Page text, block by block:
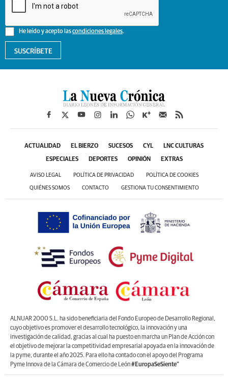
He leído y acepto lascondiciones legales.
SUSCRÍBETE
ACTUALIDAD EL BIERZO SUCESOS CYL LNC CULTURAS
ESPECIALES DEPORTES OPINIÓN EXTRAS
AVISO LEGAL POLÍTICA DE PRIVACIDAD POLÍTICA DE COOKIES
QUIÉNES SOMOS CONTACTO GESTIONA TU CONSENTIMIENTO
ALNUAR 2000 S.L. ha sido beneficiaria del Fondo Europeo de Desarrollo Regional,
cuyo objetivo es promover el desarrollo tecnológico, la innovación y una
investigación de calidad, gracias al cual ha puesto en marcha un Plan de Acción con
el objetivo de mejorar la competitividad empresarial apoyada en la innovación de
la pyme, durante el año 2025. Para ello ha contado con el apoyo del Programa
Pyme Innova de la Cámara de Comercio de León#EuropaSeSiente”